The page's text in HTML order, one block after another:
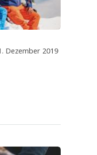
Dezember 2019